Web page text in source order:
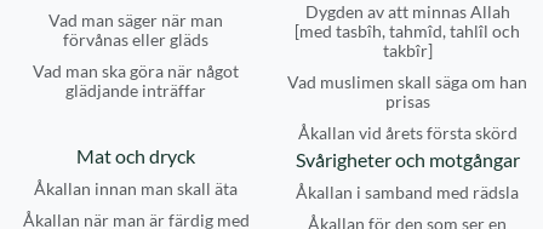
Dygden av att minnas Allah
[med tasbîh, tahmîd, tahlîl och
takbîr]
Vad muslimen skall säga om han
prisas
Åkallan vid årets första skörd
Vad man säger när man
förvånas eller gläds
Vad man ska göra när något
glädjande inträffar
Mat och dryck
Åkallan innan man skall äta
Åkallan när man är färdig med
Svårigheter och motgångar
Åkallan i samband med rädsla
Åkallan för den som ser en